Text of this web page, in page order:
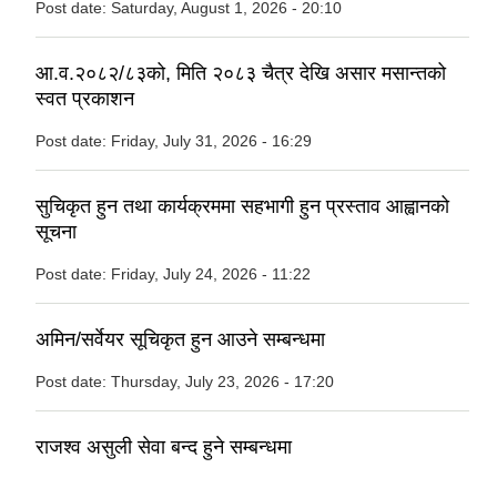
Post date: Saturday, August 1, 2026 - 20:10
आ.व.२०८२/८३को, मिति २०८३ चैत्र देखि असार मसान्तको
स्वत प्रकाशन
Post date: Friday, July 31, 2026 - 16:29
सुचिकृत हुन तथा कार्यक्रममा सहभागी हुन प्रस्ताव आह्वानको
सूचना
Post date: Friday, July 24, 2026 - 11:22
अमिन/सर्वेयर सूचिकृत हुन आउने सम्बन्धमा
Post date: Thursday, July 23, 2026 - 17:20
राजश्व असुली सेवा बन्द हुने सम्बन्धमा